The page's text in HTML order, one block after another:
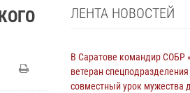
ЛЕНТА НОВОСТЕЙ
В Саратове командир СОБР
ветеран
совместный урок мужества